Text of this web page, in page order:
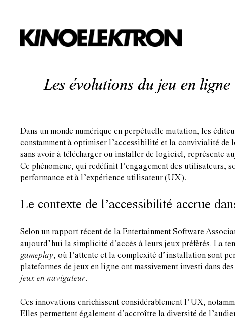
Les évolutions du jeu en
Dans un monde numérique en perpétuelle mutation, les
constamment à optimiser l’accessibilité et la convivialité
sans avoir à télécharger ou installer de logiciel, représente
Ce phénomène, qui redéfinit l’engagement des utilisateurs,
performance et à l’expérience utilisateur (UX).
Le contexte de l’accessibilité accrue
Selon un rapport récent de la Entertainment Software
aujourd’hui la simplicité d’accès à leurs jeux préférés. La
gameplay, où l’attente et la complexité d’installation sont
plateformes de jeux en ligne ont massivement investi dans
jeux en navigateur.
Ces innovations enrichissent considérablement l’UX,
Elles permettent également d’accroître la diversité de